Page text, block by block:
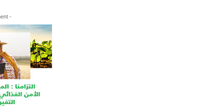
- Advertisement -